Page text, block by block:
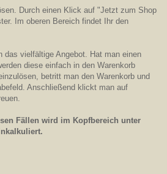
Durch einen Klick auf "Jetzt zum Shop
Im oberen Bereich findet Ihr den
das vielfältige Angebot. Hat man einen
diese einfach in den Warenkorb
betritt man den Warenkorb und
Anschließend klickt man auf
Fällen wird im Kopfbereich unter